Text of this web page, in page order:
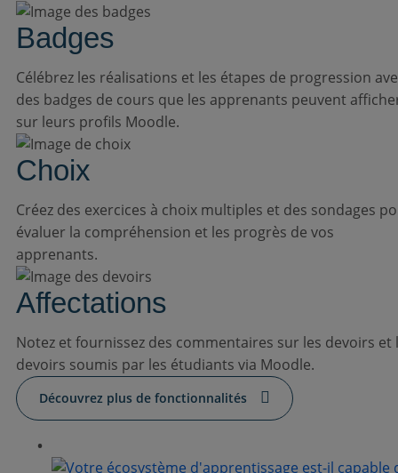
Badges
Célébrez les réalisations et les étapes de progression
des badges de cours que les apprenants peuvent
sur leurs profils Moodle.
Choix
Créez des exercices à choix multiples et des sondages
évaluer la compréhension et les progrès de vos
apprenants.
Affectations
Notez et fournissez des commentaires sur les devoirs et
devoirs soumis par les étudiants via Moodle.
Découvrez plus de fonctionnalités